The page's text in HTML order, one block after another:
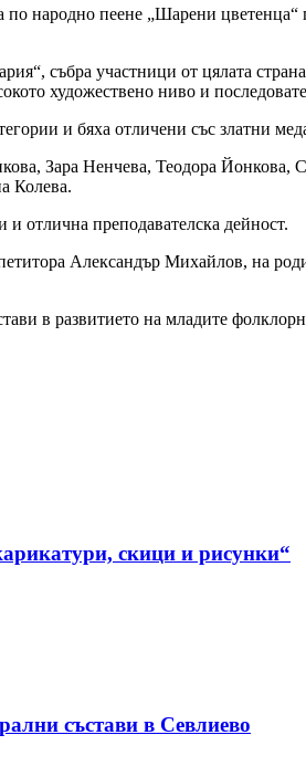
народно пеене „Шарени
събра участници от цялата
художествено ниво и
и бяха отличени със златни
Зара Ненчева, Теодора
Колева.
отлична преподавателска дейност.
Александър Михайлов, на
в развитието на младите
скици и рисунки“
състави в Севлиево